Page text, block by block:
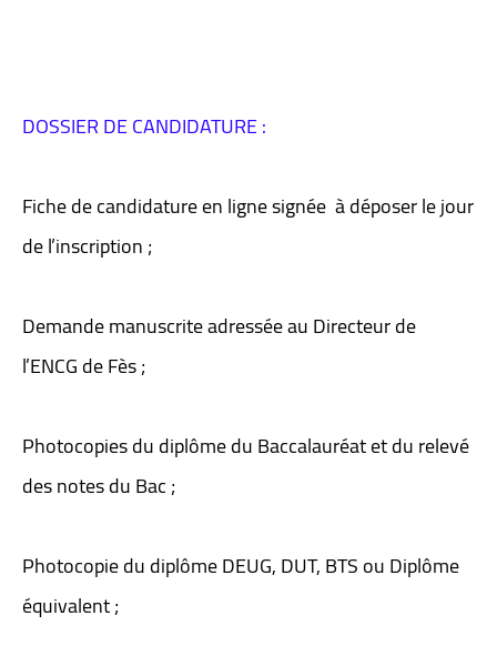
DOSSIER DE CANDIDATURE :
Fiche de candidature en ligne signée à déposer le jour
de l’inscription ;
Demande manuscrite adressée au Directeur de
l’ENCG de Fès ;
Photocopies du diplôme du Baccalauréat et du relevé
des notes du Bac ;
Photocopie du diplôme DEUG, DUT, BTS ou Diplôme
équivalent ;